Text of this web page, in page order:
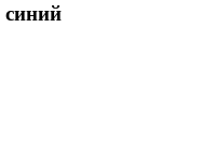
синий